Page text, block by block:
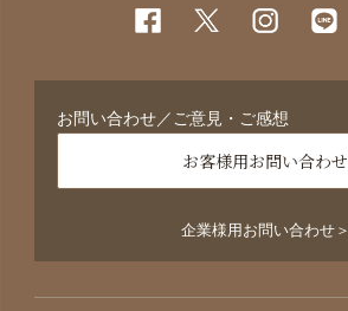
お問い合わせ／ご意見・ご感想
お客様用お問い合わせ
企業様用お問い合わせ＞